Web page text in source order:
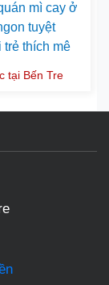
mì cay ở
tuyệt
thích mê
tại Bến Tre